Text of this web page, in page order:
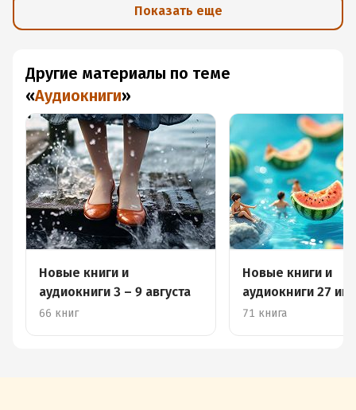
Показать еще
Другие материалы по теме
«Аудиокниги»
Новые книги и
аудиокниги 3 – 9 августа
66 книг
Новые книги и
аудиокниги 27
августа
71 книга